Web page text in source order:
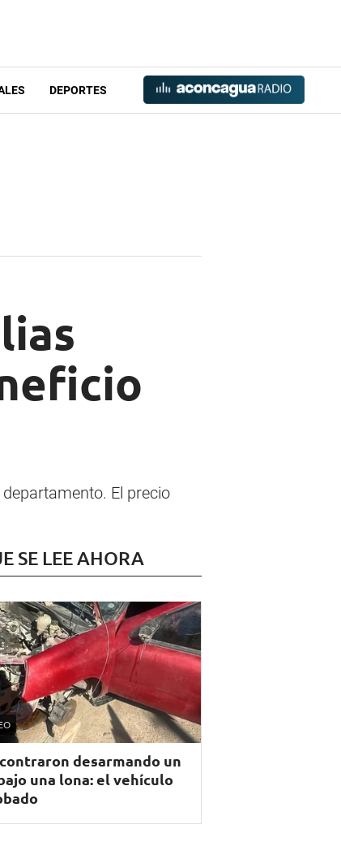
DEPORTES
El precio
SE LEE AHORA
desarmando un
una lona: el vehículo